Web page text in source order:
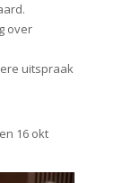
over
uitspraak
16 okt